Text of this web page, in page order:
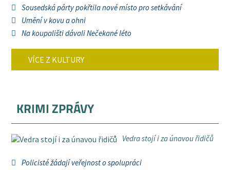
Sousedská párty pokřtila nové místo pro setkávání
Umění v kovu a ohni
Na koupališti dávali Nečekané léto
VÍCE Z KULTURY
KRIMI ZPRÁVY
Vedra stojí i za únavou řidičů
Policisté žádají veřejnost o spolupráci